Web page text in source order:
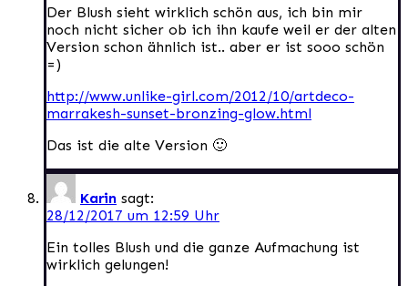
Der Blush sieht wirklich schön aus, ich bin mir
noch nicht sicher ob ich ihn kaufe weil er der alten
Version schon ähnlich ist.. aber er ist sooo schön
=)
http://www.unlike-girl.com/2012/10/artdeco-
marrakesh-sunset-bronzing-glow.html
Das ist die alte Version 🙂
Karin sagt:
28/12/2017 um 12:59 Uhr
Ein tolles Blush und die ganze Aufmachung ist
wirklich gelungen!